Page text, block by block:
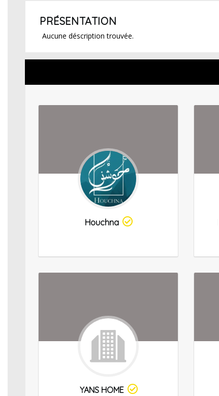
PRÉSENTATION
Aucune déscription trouvée.
Houchna
YANS HOME